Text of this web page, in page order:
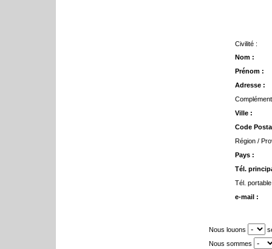
Civilité :
Nom :
Prénom :
Adresse :
Ville :
Code
Région /
Pays :
Tél.
Tél.
e-mail :
Nous louons
Nous sommes